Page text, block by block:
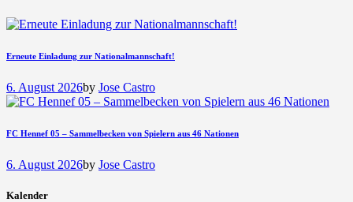
Erneute Einladung zur Nationalmannschaft!
6. August 2026by Jose Castro
FC Hennef 05 – Sammelbecken von Spielern aus 46 Nationen
6. August 2026by Jose Castro
Kalender